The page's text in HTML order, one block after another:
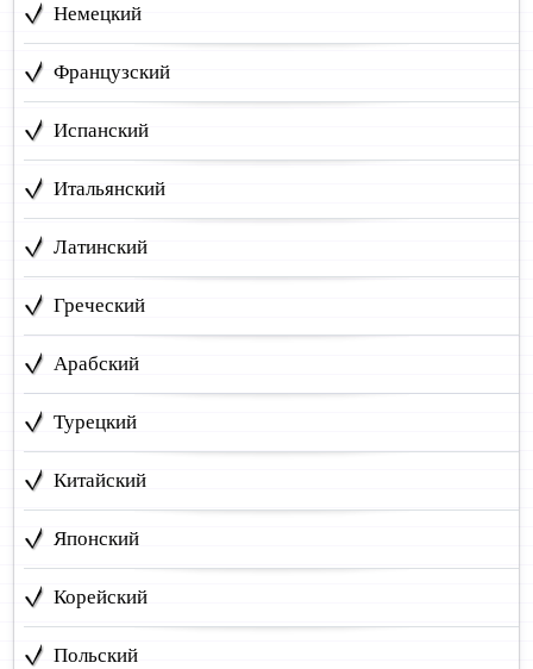
Немецкий
Французский
Испанский
Итальянский
Латинский
Греческий
Арабский
Турецкий
Китайский
Японский
Корейский
Польский